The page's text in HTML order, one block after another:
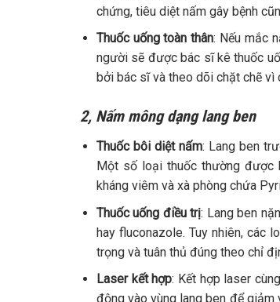
chứng, tiêu diệt nấm gây bệnh
Thuốc uống toàn thân: Nếu mắc
người sẽ được bác sĩ kê thuốc
bởi bác sĩ và theo dõi chặt chẽ vì
2, Nấm mông dạng lang ben
Thuốc bôi diệt nấm: Lang ben
Một số loại thuốc thường được
kháng viêm và xà phòng chứa
Thuốc uống điều trị: Lang ben
hay fluconazole. Tuy nhiên, các
trọng và tuân thủ đúng theo chỉ
Laser kết hợp: Kết hợp laser
động vào vùng lang ben để